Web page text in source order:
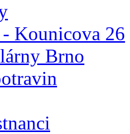
Kounicova 26
Brno